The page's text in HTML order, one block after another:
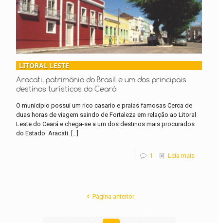
LITORAL LESTE
Aracati, patrimônio do Brasil e um dos principais
destinos turísticos do Ceará
O município possui um rico casario e praias famosas Cerca de
duas horas de viagem saindo de Fortaleza em relação ao Litoral
Leste do Ceará e chega-se a um dos destinos mais procurados
do Estado: Aracati. […]
1 Leia mais
Página anterior